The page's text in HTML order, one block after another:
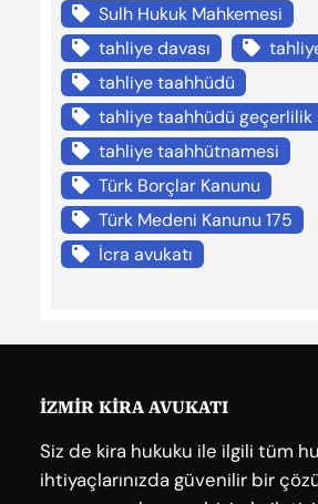
Sulh Hukuk Mahkemesi
tahliye davası
tahliye taahhüdü
tahliye taahhüdü geçerlilik
tahliye taahhütnamesi
Türk Borçlar Kanunu
Türk Medeni Kanunu 175
İcra avukatı
İZMİR KİRA AVUKATI
Siz de kira hukuku ile ilgili tüm
ihtiyaçlarınızda güvenilir bir